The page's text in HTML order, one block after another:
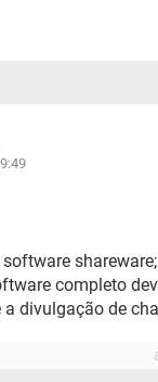
completo
divulgação de